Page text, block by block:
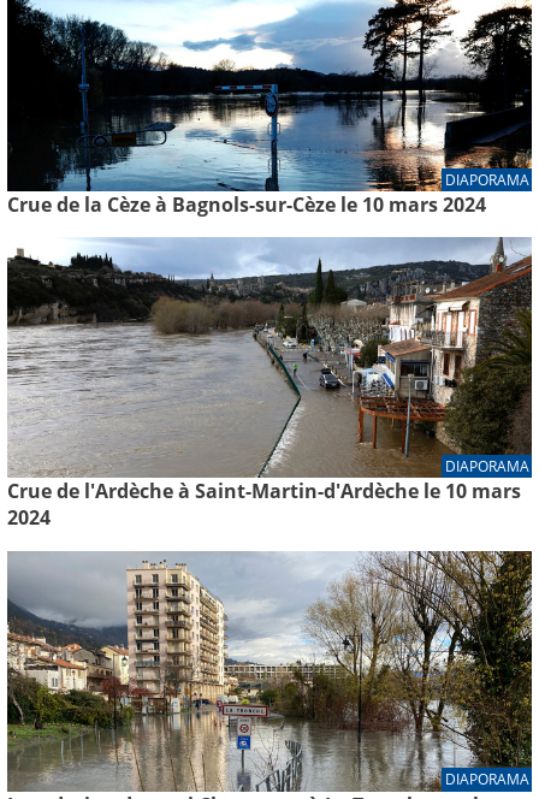
DIAPORAMA
Crue de la Cèze à Bagnols-sur-Cèze le 10 mars 2024
DIAPORAMA
Crue de l'Ardèche à Saint-Martin-d'Ardèche le 10 mars
2024
DIAPORAMA